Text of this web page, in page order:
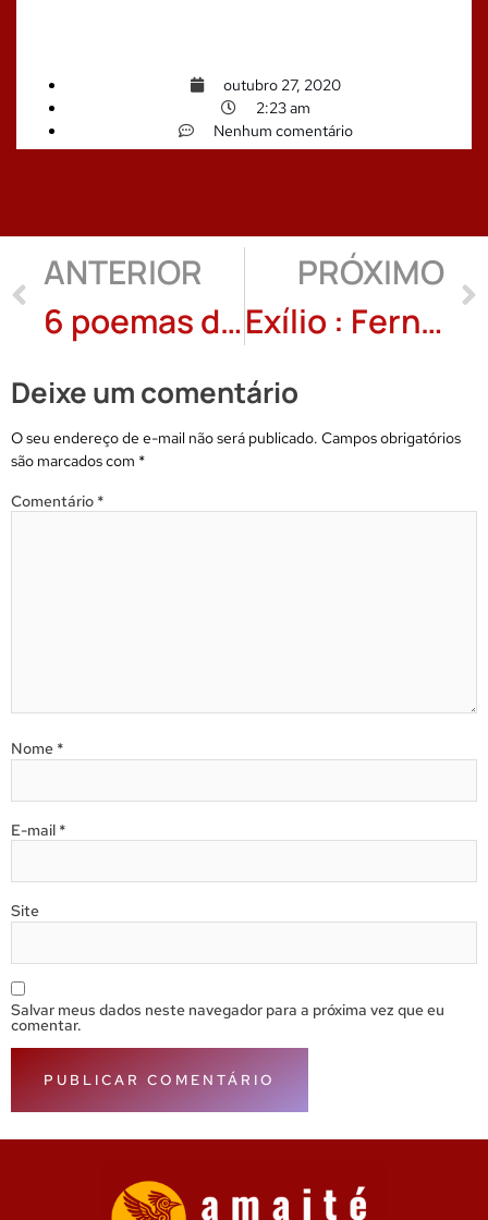
outubro 27, 2020
2:23 am
Nenhum comentário
ANTERIOR
6 poemas de “O Lume e a Fábula” de Rosa Maria Mano
PRÓXIMO
Exílio : Fernanda Fatureto
Deixe um comentário
O seu endereço de e-mail não será publicado. Campos obrigatórios
são marcados com *
Comentário *
Nome *
E-mail *
Site
Salvar meus dados neste navegador para a próxima vez que eu
comentar.